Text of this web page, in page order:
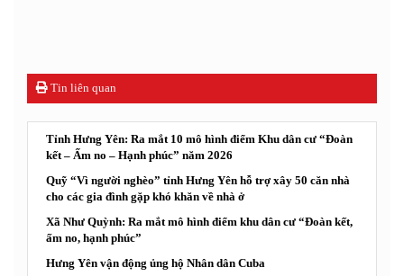
Tin liên quan
Tỉnh Hưng Yên: Ra mắt 10 mô hình điểm Khu dân cư “Đoàn
kết – Ấm no – Hạnh phúc” năm 2026
Quỹ “Vì người nghèo” tỉnh Hưng Yên hỗ trợ xây 50 căn nhà
cho các gia đình gặp khó khăn về nhà ở
Xã Như Quỳnh: Ra mắt mô hình điểm khu dân cư “Đoàn kết,
ấm no, hạnh phúc”
Hưng Yên vận động ủng hộ Nhân dân Cuba